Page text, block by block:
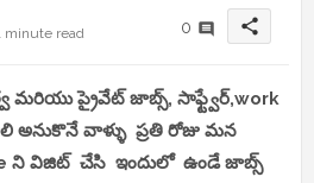
minute read 0 share
మరియు ప్రైవేట్ జాబ్స్, సాఫ్ట్వేర్,work
అనుకొనే వాళ్ళు ప్రతి రోజు మన
ని విజిట్ చేసి ఇందులో ఉండే జాబ్స్